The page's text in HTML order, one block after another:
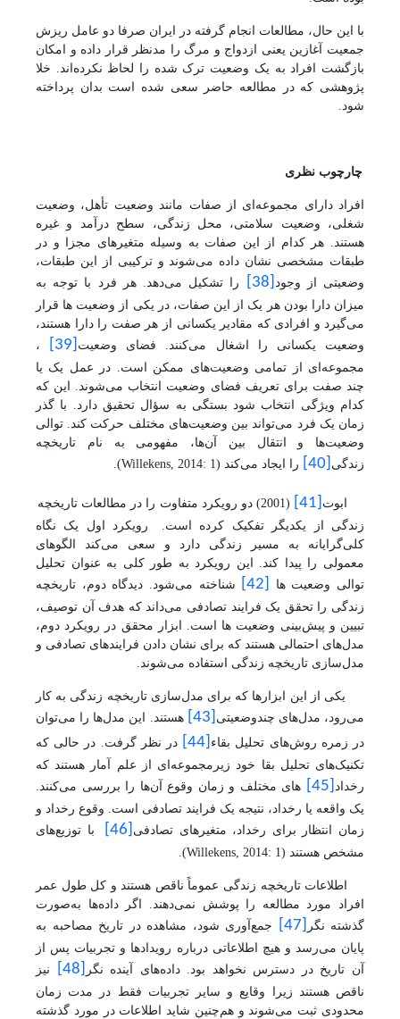
با این حال، مطالعات انجام گرفته در ایران صرفا دو عامل ریزش
جمعیت آغازین یعنی ازدواج و مرگ را مدنظر قرار داده و امکان
بازگشت افراد به یک وضعیت ترک شده را لحاظ نکرده‌اند. خلا
پژوهشی که در مطالعه حاضر سعی شده است بدان پرداخته
شود.
چارچوب نظری
افراد دارای مجموعه‌ای از صفات مانند وضعیت تأهل، وضعیت
شغلی، وضعیت سلامتی، محل زندگی، سطح درآمد و غیره
هستند. هر کدام از این صفات به وسیله متغیرهای مجزا و در
طبقات مشخصی نشان داده می‌شوند و ترکیبی از این طبقات،
وضعیتی از وجود [38]
را تشکیل می‌دهد. هر فرد با توجه به
میزان دارا بودن هر یک از این صفات، در یکی از وضعیت ها قرار
می‌گیرد و افرادی که مقادیر یکسانی
از هر صفت را دارا هستند،
وضعیت یکسانی را اشغال می‌کنند. فضای وضعیت [39]
،
مجموعه‌ای از تمامی وضعیت‌های ممکن است. در عمل یک یا
چند صفت برای تعریف فضای وضعیت انتخاب می‌شوند. این که
کدام ویژگی انتخاب شود بستگی به سؤال تحقیق دارد. با گذر
زمان یک فرد می‌تواند بین وضعیت‌های مختلف حرکت کند. توالی
وضعیت‌ها و انتقال بین آن‌ها، مفهومی به نام تاریخچه
زندگی [40] را ایجاد می‌کند (
Willekens, 2014: 1
)
.
ابوت [41]
(2001) دو رویکرد متفاوت را در مطالعات تاریخچه
زندگی از یکدیگر تفکیک کرده است.
رویکرد اول یک نگاه
کلی‌گرایانه به مسیر زندگی دارد و سعی می‌کند الگوهای
معمولی را پیدا کند. این رویکرد به طور کلی به عنوان تحلیل
توالی وضعیت ها
[42]
شناخته می‌شود. دیدگاه دوم، تاریخچه
زندگی را تحقق یک فرایند تصادفی می‌داند که هدف آن توصیف،
تبیین و پیش‌بینی وضعیت ها است. ابزار محقق در رویکرد دوم،
مدل‌های احتمالی هستند که برای نشان دادن فرایندهای تصادفی و
مدل‌سازی تاریخچه زندگی استفاده می‌شوند.
یکی از این ابزارها که برای مدل‌سازی تاریخچه زندگی به کار
می‌رود، مدل‌های چندوضعیتی [43]
هستند. این مدل‌ها را می‌توان
در زمره روش‌های تحلیل بقاء [44]
در نظر گرفت. در حالی که
تکنیک‌های تحلیل بقا خود زیرمجموعه‌ای از علم آمار هستند که
رخداد [45]
های مختلف و زمان وقوع آن‌ها را بررسی می‌کنند.
یک واقعه یا رخداد، نتیجه یک فرایند تصادفی است. وقوع رخداد و
زمان انتظار برای رخداد، متغیرهای تصادفی [46]
با توزیع‌های
مشخص هستند (
Willekens, 2014: 1
)
.
اطلاعات تاریخچه زندگی عموماً ناقص هستند و کل طول عمر
افراد مورد مطالعه را پوشش نمی‌دهند. اگر داده‌ها به‌صورت
گذشته نگر
[47]
جمع‌آوری شود، مشاهده در تاریخ مصاحبه به
پایان می‌رسد و هیچ اطلاعاتی درباره رویدادها و تجربیات پس از
آن تاریخ در دسترس نخواهد بود. داده‌های آینده نگر
[48]
نیز
ناقص هستند زیرا وقایع و سایر تجربیات فقط در مدت زمان
محدودی ثبت می‌شوند و هم‌چنین شاید اطلاعات در مورد گذشته